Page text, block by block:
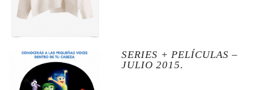
SERIES + PELÍCULAS –
JULIO 2015.